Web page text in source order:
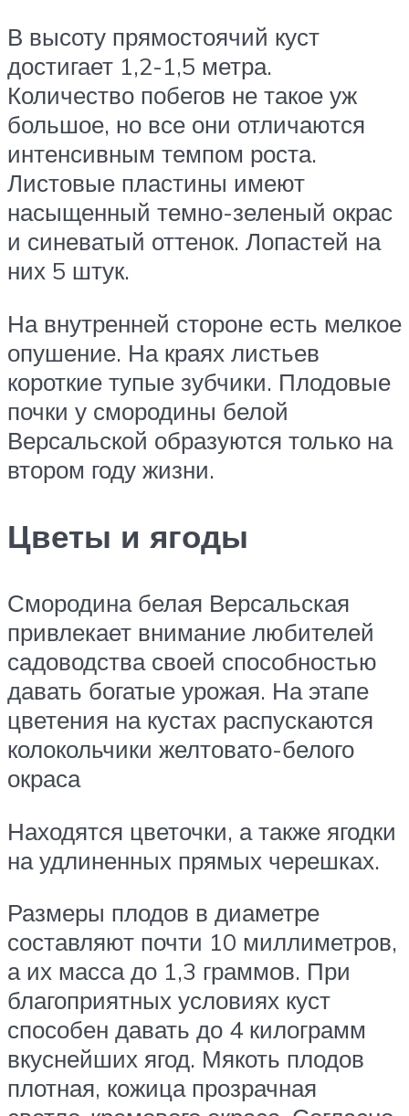
В высоту прямостоячий куст
достигает 1,2-1,5 метра.
Количество побегов не такое уж
большое, но все они отличаются
интенсивным темпом роста.
Листовые пластины имеют
насыщенный темно-зеленый окрас
и синеватый оттенок. Лопастей на
них 5 штук.
На внутренней стороне есть мелкое
опушение. На краях листьев
короткие тупые зубчики. Плодовые
почки у смородины белой
Версальской образуются только на
втором году жизни.
Цветы и ягоды
Смородина белая Версальская
привлекает внимание любителей
садоводства своей способностью
давать богатые урожая. На этапе
цветения на кустах распускаются
колокольчики желтовато-белого
окраса
Находятся цветочки, а также ягодки
на удлиненных прямых черешках.
Размеры плодов в диаметре
составляют почти 10 миллиметров,
а их масса до 1,3 граммов. При
благоприятных условиях куст
способен давать до 4 килограмм
вкуснейших ягод. Мякоть плодов
плотная, кожица прозрачная